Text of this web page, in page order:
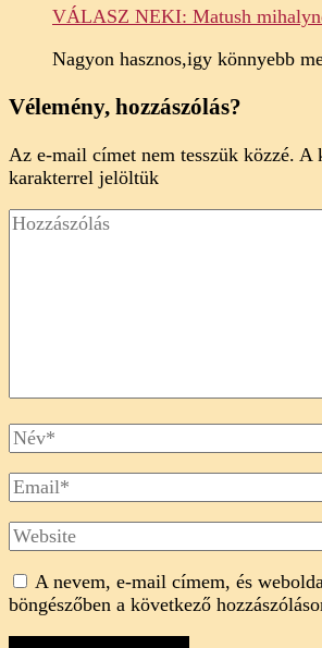
VÁLASZ NEKI: Matush
Nagyon hasznos,igy könnyebb
Vélemény, hozzászólás?
Az e-mail címet nem tesszük közzé. A
karakterrel jelöltük
Hozzászólás
Full
Name
Email
Website
A nevem, e-mail címem, és
böngészőben a következő